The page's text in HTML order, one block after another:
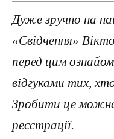
Дуже зручно на
«Свідчення»
перед цим
відгуками тих,
Зробити це
реєстрації.